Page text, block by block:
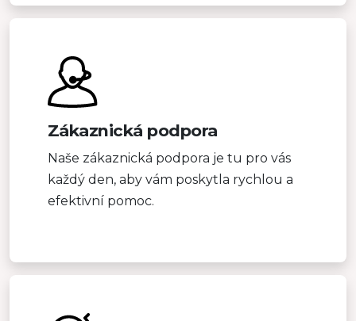
Zákaznická podpora
Naše zákaznická podpora je tu pro vás
každý den, aby vám poskytla rychlou a
efektivní pomoc.